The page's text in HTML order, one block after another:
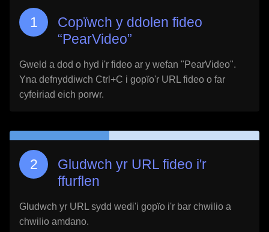
Copïwch y ddolen fideo
“PearVideo”
Gweld a dod o hyd i'r fideo ar y wefan "PearVideo".
Yna defnyddiwch Ctrl+C i gopïo'r URL fideo o far
cyfeiriad eich porwr.
Gludwch yr URL fideo i'r
ffurflen
Gludwch yr URL sydd wedi'i gopïo i'r bar chwilio a
chwilio amdano.